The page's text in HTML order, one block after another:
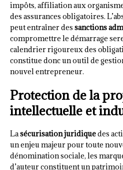
impôts, affiliation aux
des assurances obligatoires.
peut entraîner des sanctions
compromettre le démarrage
calendrier rigoureux des
constitue donc un outil de
nouvel entrepreneur.
Protection de la
intellectuelle et
Lasécurisation juridiquedes
un enjeu majeur pour toute
dénomination sociale, les
d’auteur constituent un